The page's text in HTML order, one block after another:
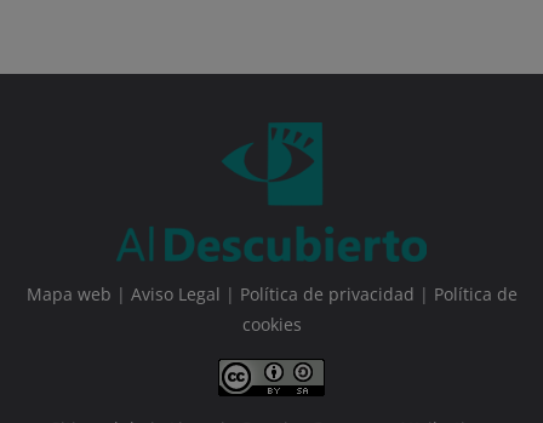
Mapa web | Aviso Legal | Política de privacidad | Política de
cookies